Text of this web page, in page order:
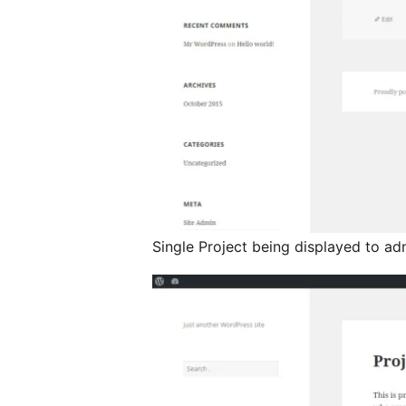
Single Project being displayed to